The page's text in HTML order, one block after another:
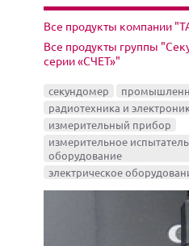
Все продукты компании
Все продукты группы
серии «СЧЕТ»"
секундомер
радиотехника и
измерительный прибор
измерительное
оборудование
электрическое